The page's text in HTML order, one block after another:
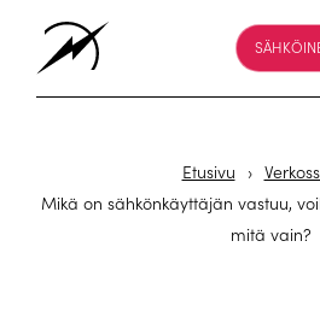
Etusivu ›
Mikä on sähkönkäyttäjän vastuu,
mitä vain?